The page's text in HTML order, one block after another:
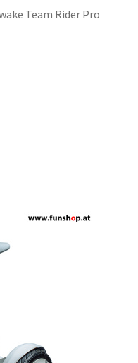
Team Rider Pro